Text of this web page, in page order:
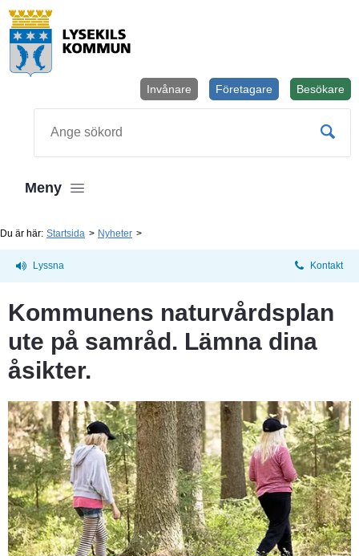
Besökare
Företagare
Invånare
Meny
Du är här: Startsida Nyheter
Lyssna Kontakt
Kommunens naturvårdsplan
ute på samråd. Lämna dina
åsikter.